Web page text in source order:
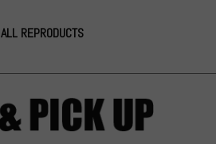
ALL REPRODUCTS